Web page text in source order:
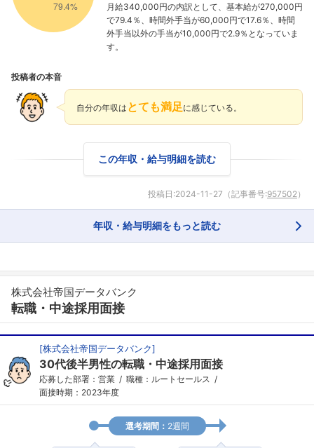
月給340,000円の内訳として、基本給が270,000円
で79.4％、時間外手当が60,000円で17.6％、時間
外手当以外の手当が10,000円で2.9％となっていま
す。
投稿者の本音
自分の年収は とても満足に感じている。
この年収・給与明細を読む
投稿日:2024-11-27 （記事番号:957502 ）
年収・給与明細をもっと読む
株式会社帝国データバンク
転職・中途採用面接
[株式会社帝国データバンク]
30代後半男性の転職・中途採用面接
応募した部署：営業
職種：ルートセールス
面接時期：2023年度
選考期間： 2週間